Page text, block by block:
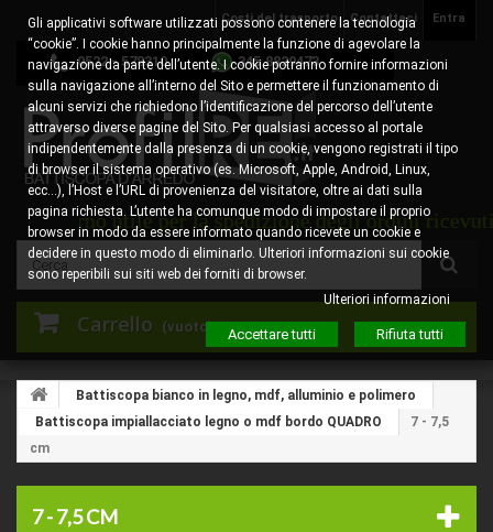
Entra
Contattaci
Costi del trasporto
0522 - 578310 345.8829473
Carrello (vuoto)
la spedizione degli ordini ricevuti entro la
Battiscopa bianco in legno, mdf, alluminio e polimero
Battiscopa impiallacciato legno o mdf bordo QUADRO
7 - 7,5
cm
7 - 7,5 CM
Gli applicativi software utilizzati possono contenere la tecnologia
“cookie”. I cookie hanno principalmente la funzione di agevolare la
navigazione da parte dell’utente. I cookie potranno fornire informazioni
sulla navigazione all’interno del Sito e permettere il funzionamento di
alcuni servizi che richiedono l’identificazione del percorso dell’utente
attraverso diverse pagine del Sito. Per qualsiasi accesso al portale
indipendentemente dalla presenza di un cookie, vengono registrati il tipo
di browser il sistema operativo (es. Microsoft, Apple, Android, Linux,
ecc…), l’Host e l’URL di provenienza del visitatore, oltre ai dati sulla
pagina richiesta. L’utente ha comunque modo di impostare il proprio
browser in modo da essere informato quando ricevete un cookie e
decidere in questo modo di eliminarlo. Ulteriori informazioni sui cookie
sono reperibili sui siti web dei forniti di browser.
Ulteriori informazioni
Accettare tutti Rifiuta tutti